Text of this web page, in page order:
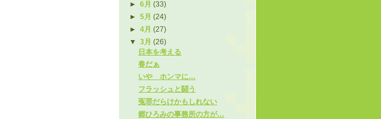
►6月(33)
►5月(24)
►4月(27)
▼3月(26)
日本を考える
春だぁ
いや ホンマに…
フラッシュと闘う
冤罪だらけかもしれない
郷ひろみの事務所の方が…